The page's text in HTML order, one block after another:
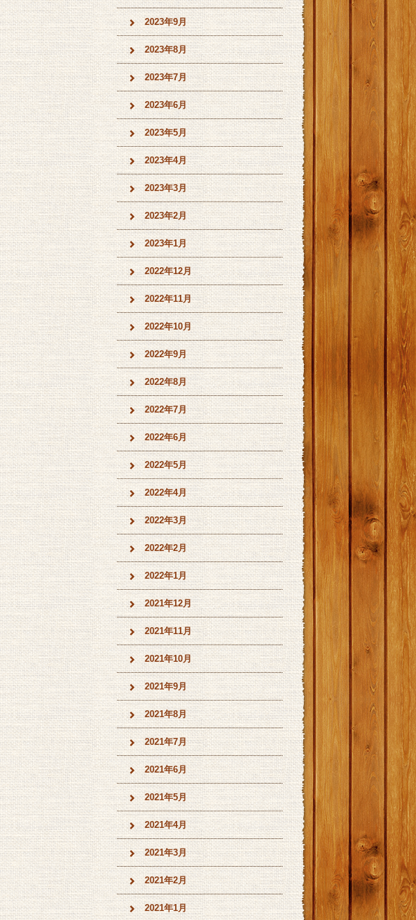
2023年9月
2023年8月
2023年7月
2023年6月
2023年5月
2023年4月
2023年3月
2023年2月
2023年1月
2022年12月
2022年11月
2022年10月
2022年9月
2022年8月
2022年7月
2022年6月
2022年5月
2022年4月
2022年3月
2022年2月
2022年1月
2021年12月
2021年11月
2021年10月
2021年9月
2021年8月
2021年7月
2021年6月
2021年5月
2021年4月
2021年3月
2021年2月
2021年1月